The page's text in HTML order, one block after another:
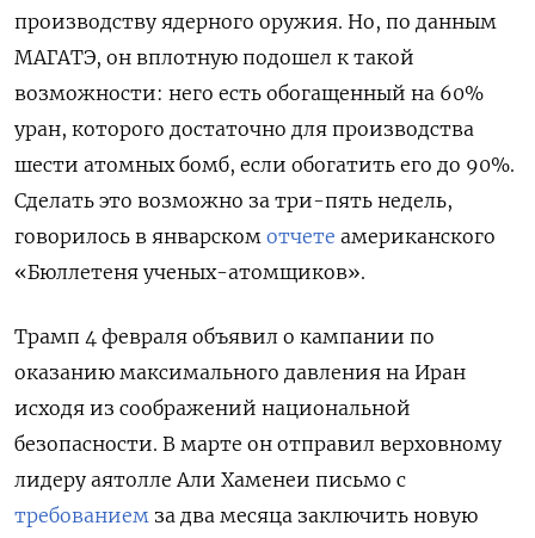
производству ядерного оружия. Но, по данным
МАГАТЭ, он вплотную подошел к такой
возможности: него есть обогащенный на 60%
уран, которого достаточно для производства
шести атомных бомб, если обогатить его до 90%.
Сделать это возможно за три-пять недель,
говорилось в январском отчете американского
«Бюллетеня ученых-атомщиков».
Трамп 4 февраля объявил о кампании по
оказанию максимального давления на Иран
исходя из соображений национальной
безопасности. В марте он отправил верховному
лидеру аятолле Али Хаменеи письмо с
требованием за два месяца заключить новую